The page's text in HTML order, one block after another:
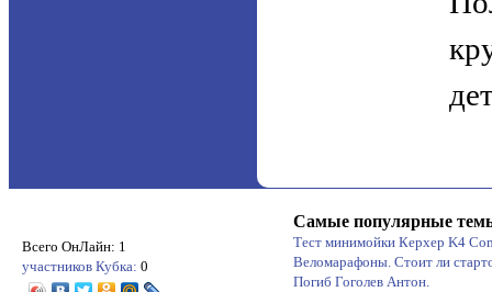
Всего ОнЛайн: 1
участников Кубка: 0
Самые популярные
Тест минимойки Керхер K4
Веломарафоны. Стоит ли
Погиб Гоголев Антон.